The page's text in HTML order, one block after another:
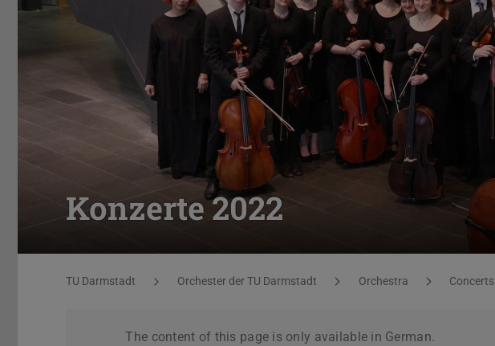
Konzerte 2022
You are here:
TU Darmstadt Orchester der TU Darmstadt Orchestra Concerts
The content of this page is only available in German.